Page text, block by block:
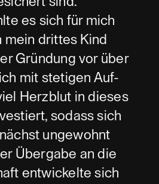
es sich für mich
mein drittes Kind
Gründung vor über
mit stetigen Auf-
Herzblut in dieses
sodass sich
ungewohnt
Übergabe an die
entwickelte sich